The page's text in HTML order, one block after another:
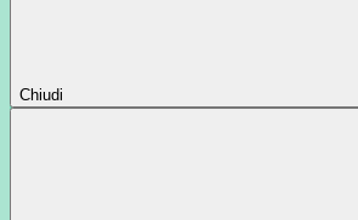
Chiudi